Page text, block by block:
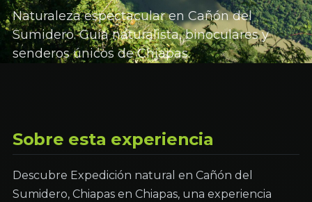
Naturaleza espectacular en Cañón del
Sumidero. Guía naturalista, binoculares y
senderos únicos de Chiapas.
Sobre esta experiencia
Descubre Expedición natural en Cañón del
Sumidero, Chiapas en Chiapas, una experiencia